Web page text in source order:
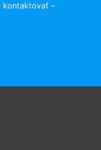
kontaktovať –